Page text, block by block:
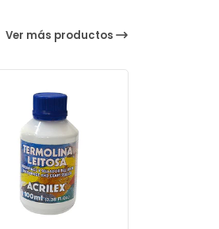
Ver más productos